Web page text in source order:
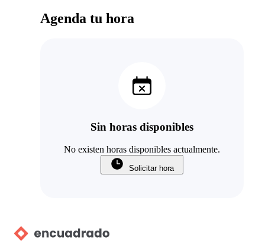
Agenda tu hora
Sin horas disponibles
No existen horas disponibles actualmente.
Solicitar hora